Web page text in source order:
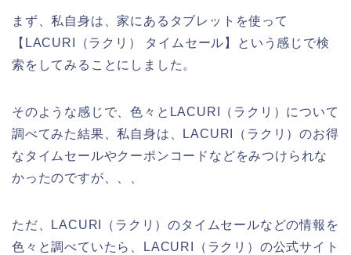
まず、私自身は、家にあるタブレットを使って
【LACURI（ラクリ） タイムセール】という感じで検
索をしてみることにしました。
そのような感じで、色々とLACURI（ラクリ）について
調べてみた結果、私自身は、LACURI（ラクリ）のお得
なタイムセールやクーポンコードなどをみつけられな
かったのですが、、、
ただ、LACURI（ラクリ）のタイムセールなどの情報を
色々と調べていたら、LACURI（ラクリ）の公式サイト